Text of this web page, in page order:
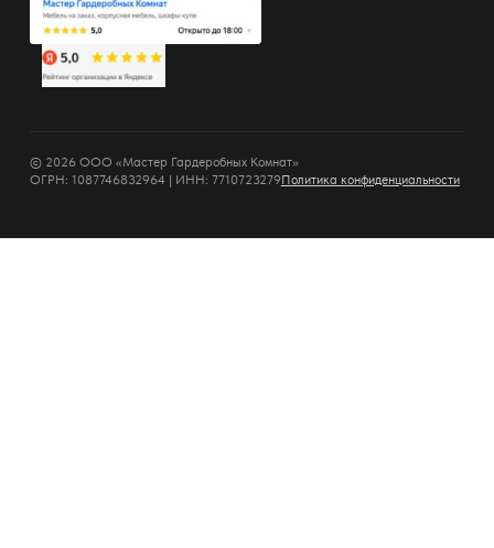
© 2026 ООО «Мастер Гардеробных Комнат»
ОГРН: 1087746832964 | ИНН: 7710723279Политика конфиденциальности